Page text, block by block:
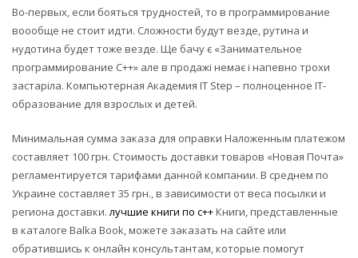
Во-первых, если бояться трудностей, то в программирование
воообще не стоит идти. Сложности будут везде, рутина и
нудотина будет тоже везде. Ще бачу є «Занимательное
программирование C++» але в продажі немає і напевно трохи
застаріла. Компьютерная Академия IT Step – полноценное IT-
образование‎ для взрослых и детей.
Минимальная сумма заказа для оправки Наложенным платежом
составляет 100 грн. Стоимость доставки товаров «Новая Почта»
регламентируется тарифами данной компании. В среднем по
Украине составляет 35 грн., в зависимости от веса посылки и
региона доставки.лучшие книги по c++Книги, представленные
в каталоге Balka Book, можете заказать на сайте или
обратившись к онлайн консультантам, которые помогут